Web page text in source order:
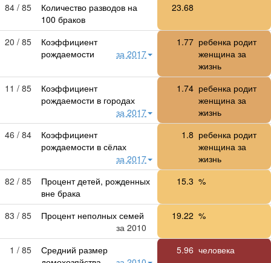
84 / 85
Количество разводов на
100 браков
23.68
20 / 85
Коэффициент
рождаемости
за 2017
1.77 ребенка родит
женщина за
жизнь
11 / 85
Коэффициент
рождаемости в городах
за 2017
1.74 ребенка родит
женщина за
жизнь
46 / 84
Коэффициент
рождаемости в сёлах
за 2017
1.8 ребенка родит
женщина за
жизнь
82 / 85
Процент детей, рожденных
вне брака
15.3 %
83 / 85
Процент неполных семей
за 2010
19.22 %
1 / 85
Средний размер
5.96 человека